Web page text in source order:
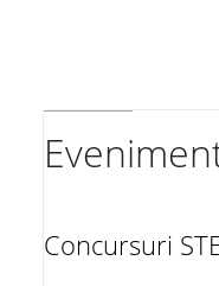
Concursuri